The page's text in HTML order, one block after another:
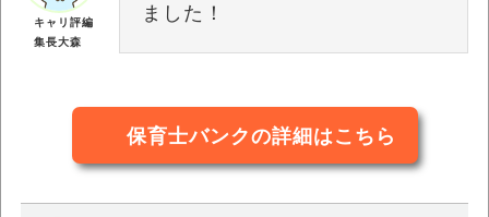
キャリ評編
集長大森
ました！
保育士バンクの詳細はこちら